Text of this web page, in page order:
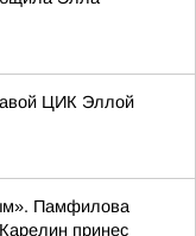
ЦИК Эллой
Памфилова
принес